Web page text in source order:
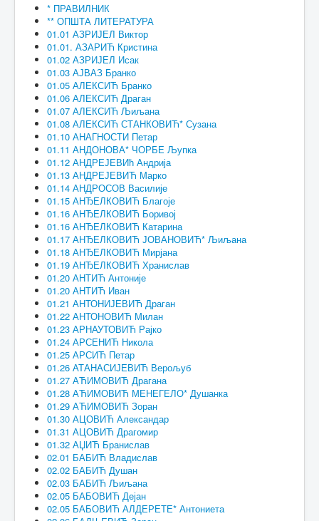
* ПРАВИЛНИК
** ОПШТА ЛИТЕРАТУРА
01.01 АЗРИЈЕЛ Виктор
01.01. АЗАРИЋ Кристина
01.02 АЗРИЈЕЛ Исак
01.03 АЈВАЗ Бранко
01.05 АЛЕКСИЋ Бранко
01.06 АЛЕКСИЋ Драган
01.07 АЛЕКСИЋ Љиљана
01.08 АЛЕКСИЋ СТАНКОВИЋ* Сузана
01.10 АНАГНОСТИ Петар
01.11 АНДОНОВА* ЧОРБЕ Љупка
01.12 АНДРЕЈЕВИћ Андрија
01.13 АНДРЕЈЕВИЋ Марко
01.14 АНДРОСОВ Василије
01.15 АНЂЕЛКОВИЋ Благоје
01.16 АНЂЕЛКОВИЋ Боривој
01.16 АНЂЕЛКОВИЋ Катарина
01.17 АНЂЕЛКОВИЋ ЈОВАНОВИЋ* Љиљана
01.18 АНЂЕЛКОВИЋ Мирјана
01.19 АНЂЕЛКОВИЋ Хранислав
01.20 АНТИЋ Антоније
01.20 АНТИЋ Иван
01.21 АНТОНИЈЕВИЋ Драган
01.22 АНТОНОВИЋ Милан
01.23 АРНАУТОВИЋ Рајко
01.24 АРСЕНИЋ Никола
01.25 АРСИЋ Петар
01.26 АТАНАСИЈЕВИЋ Верољуб
01.27 АЋИМОВИЋ Драгана
01.28 АЋИМОВИЋ МЕНЕГЕЛО* Душанка
01.29 АЋИМОВИЋ Зоран
01.30 АЦОВИЋ Александар
01.31 АЦОВИЋ Драгомир
01.32 АЏИЋ Бранислав
02.01 БАБИЋ Владислав
02.02 БАБИЋ Душан
02.03 БАБИЋ Љиљана
02.05 БАБОВИЋ Дејан
02.05 БАБОВИЋ АЛДЕРЕТЕ* Антониета